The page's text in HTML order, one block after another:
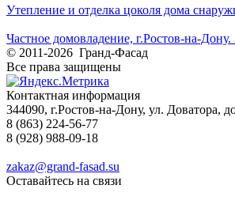
Утепление и отделка цоколя дома
Частное домовладение, г.Ростов-на-
© 2011-2026 Гранд-Фасад
Все права защищены
Контактная информация
344090, г.Ростов-на-Дону, ул. Доватора,
8 (863) 224-56-77
8 (928) 988-09-18
zakaz@grand-fasad.su
Оставайтесь на связи